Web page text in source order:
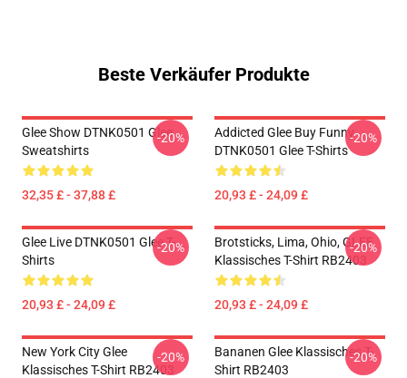
Beste Verkäufer Produkte
Glee Show DTNK0501 Glee
Sweatshirts
32,35 £ - 37,88 £
-20%
Addicted Glee Buy Funny
DTNK0501 Glee T-Shirts
20,93 £ - 24,09 £
-20%
Glee Live DTNK0501 Glee T-
Shirts
20,93 £ - 24,09 £
-20%
Brotsticks, Lima, Ohio, GLEE
Klassisches T-Shirt RB2403
20,93 £ - 24,09 £
-20%
New York City Glee
Klassisches T-Shirt RB2403
-20%
Bananen Glee Klassisches T-
Shirt RB2403
-20%